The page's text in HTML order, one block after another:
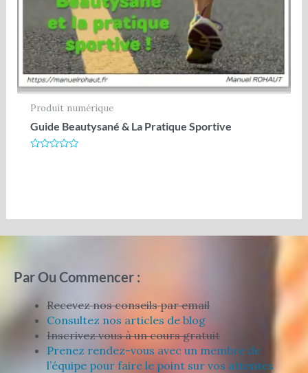
Produit numérique
Guide Beautysané & La Pratique Sportive
Par Ou Commencer :
Recevez nos conseils par email
Consultez nos articles de blog
Inscrivez vous à un cours gratuit
Prenez rendez-vous avec un membre de
l’équipe pour faire le point sur vos attentes